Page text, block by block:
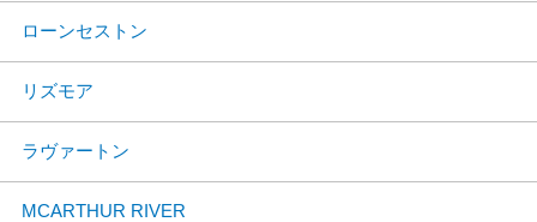
ローンセストン
リズモア
ラヴァートン
MCARTHUR RIVER